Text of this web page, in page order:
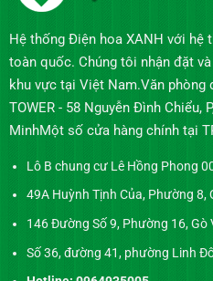
Hệ thống Điện hoa XANH với hệ
toàn quốc. Chúng tôi nhận đặt
khu vực tại Việt Nam.Văn phòng
TOWER - 58 Nguyễn Đình Chiểu,
MinhMột số cửa hàng chính tại
Lô B chung cư Lê Hồng Phong
49A Huỳnh Tịnh Của, Phường 8,
146 Đường Số 9, Phường 16, Gò
Số 36, đường 41, phường Linh